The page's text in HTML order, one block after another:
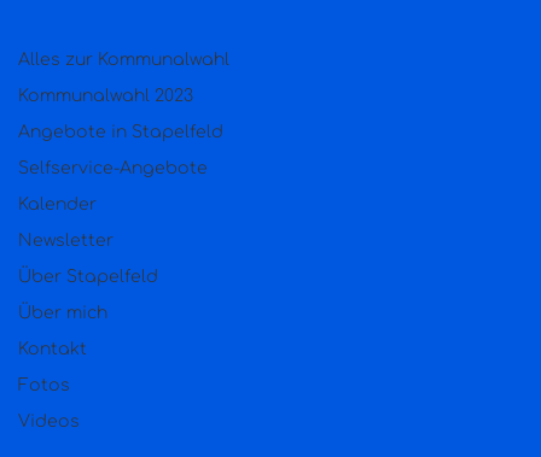
Alles zur Kommunalwahl
Kommunalwahl 2023
Angebote in Stapelfeld
Selfservice-Angebote
Kalender
Newsletter
Über Stapelfeld
Über mich
Kontakt
Fotos
Videos